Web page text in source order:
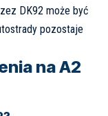
DK92 może być
pozostaje
na A2